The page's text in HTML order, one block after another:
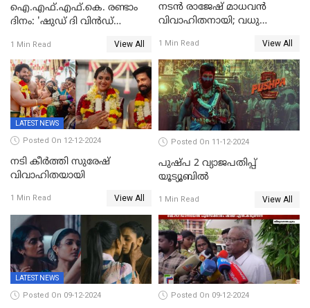
ഐ.എഫ്.എഫ്.കെ. രണ്ടാം
ദിനം: 'ഷുഡ് ദി വിൻഡ്
'കിഷ്‌കികിന്ധാ കാണ്ഡം' വരെ
1 Min Read View All
നടൻ രാജേഷ് മാധവൻ
വിവാഹിതനായി; വധു
കാരാട്ട്
1 Min Read View All
LATEST NEWS
Posted On 12-12-2024
നടി കീർത്തി സുരേഷ്
വിവാഹിതയായി
1 Min Read View All
Posted On 11-12-2024
പുഷ്പ 2 വ്യാജപതിപ്പ്
യൂട്യൂബിൽ
1 Min Read View All
LATEST NEWS
Posted On 09-12-2024 Posted On 09-12-2024